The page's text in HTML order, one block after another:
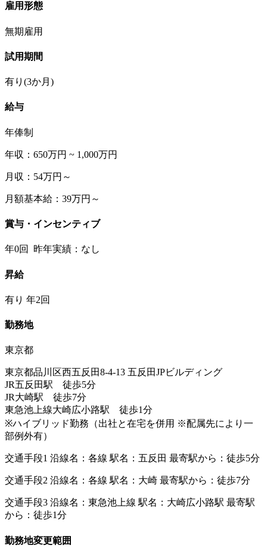
雇用形態
無期雇用
試用期間
有り(3か月)
給与
年俸制
年収：650万円 ~ 1,000万円
月収：54万円～
月額基本給：39万円～
賞与・インセンティブ
年0回 昨年実績：なし
昇給
有り 年2回
勤務地
東京都
東京都品川区西五反田8-4-13 五反田JPビルディング
JR五反田駅 徒歩5分
JR大崎駅 徒歩7分
東急池上線大崎広小路駅 徒歩1分
※ハイブリッド勤務（出社と在宅を併用 ※配属先により一
部例外有）
交通手段1 沿線名：各線 駅名：五反田 最寄駅から：徒歩5分
交通手段2 沿線名：各線 駅名：大崎 最寄駅から：徒歩7分
交通手段3 沿線名：東急池上線 駅名：大崎広小路駅 最寄駅
から：徒歩1分
勤務地変更範囲